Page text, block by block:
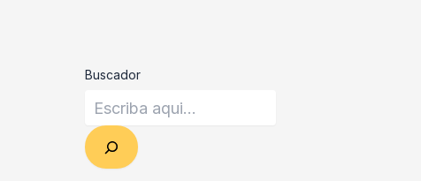
Buscador